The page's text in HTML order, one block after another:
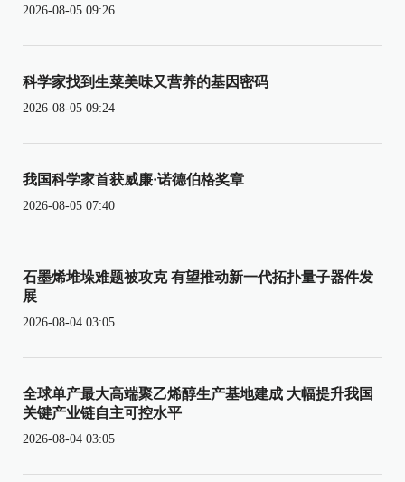
2026-08-05 09:26
科学家找到生菜美味又营养的基因密码
2026-08-05 09:24
我国科学家首获威廉·诺德伯格奖章
2026-08-05 07:40
石墨烯堆垛难题被攻克 有望推动新一代拓扑量子器件发
展
2026-08-04 03:05
全球单产最大高端聚乙烯醇生产基地建成 大幅提升我国
关键产业链自主可控水平
2026-08-04 03:05